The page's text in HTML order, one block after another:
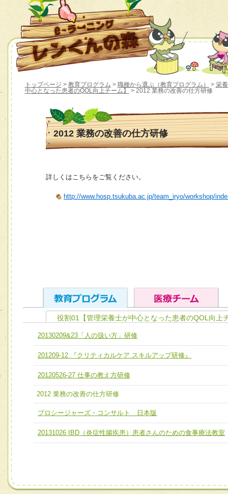
トップページ > 教育プログラム > 職種から選ぶ（教育プログラム） > 栄
中心となった患者のQOL向上チーム】
> 2012 業務の改善の仕方研修
2012 業務の改善の仕方研修
詳しくはこちらをご覧ください。
http://www.hosp.tsukuba.ac.jp/team_iryo/workshop/
ユニット１ 医療人としての基礎能力
全人的医療を実践する医療人として、必要な基礎能力を身
ける
ユニット２ チーム医療構成力
必要に応じて柔軟に医療チームを組織し、強調できる
ユニット３ 多職種連携力
他職種の視点とスキルを学び、相互理解と連携を深める
チーム01【病院内横断的問題解決チーム】
チーム02【地域医療連携推進による高度医療を必要とする
宅患者等支援チーム】
チーム03【癌患者服薬サポートチーム】
チーム04【口腔ケアチーム】
チーム05【せん妄対策チーム】
チーム08【地域関係機関と連携した小児リハビリテーショ
役割01【管理栄養士が中心となった患者のQOL向上
20130209&23「人の扱い方」研修
201209-12 『クリティカルケア スキルアップ研修』
20120526-27 仕事の教え方研修
2012 業務の改善の仕方研修
プロシージャーズ・コンサルト 日本版
20131026 IBD（炎症性腸疾患）患者さんのための食事療法教室